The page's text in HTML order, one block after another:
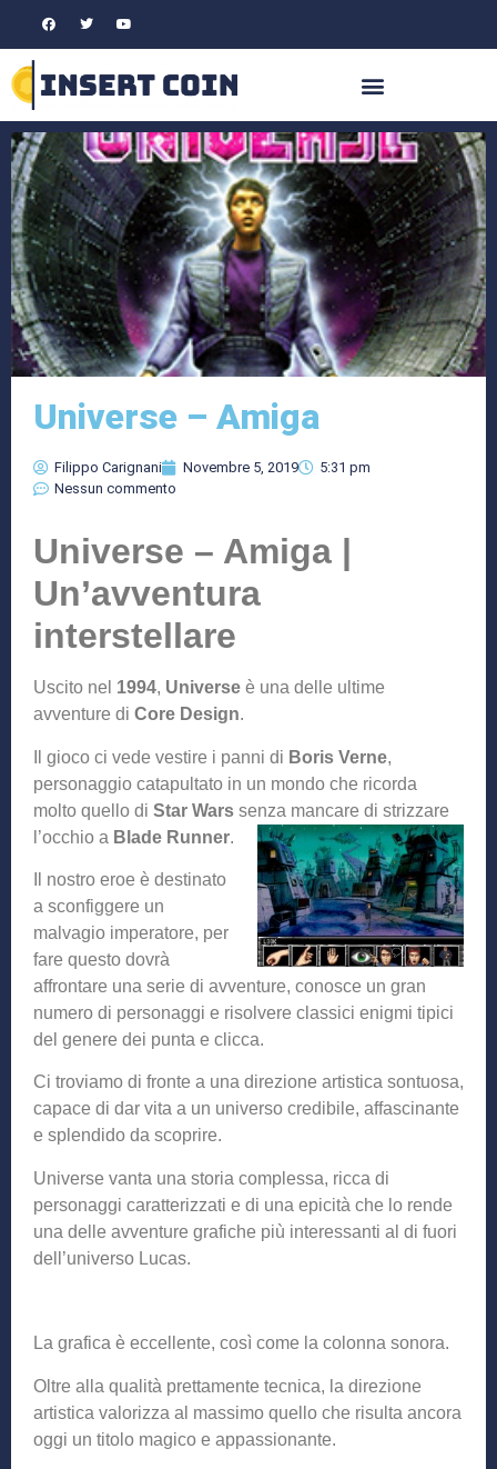
Universe – Amiga
Filippo Carignani Novembre 5, 2019
5:31 pm
Nessun commento
Universe – Amiga |
Un’avventura
interstellare
Uscito nel 1994, Universe è una delle ultime
avventure di Core Design.
Il gioco ci vede vestire i panni di Boris Verne,
personaggio catapultato in un mondo che ricorda
molto quello di Star Wars senza mancare di strizzare
l’occhio a Blade Runner.
Il nostro eroe è destinato
a sconfiggere un
malvagio imperatore, per
fare questo dovrà
affrontare una serie di avventure, conosce un gran
numero di personaggi e risolvere classici enigmi tipici
del genere dei punta e clicca.
Ci troviamo di fronte a una direzione artistica sontuosa,
capace di dar vita a un universo credibile, affascinante
e splendido da scoprire.
Universe vanta una storia complessa, ricca di
personaggi caratterizzati e di una epicità che lo rende
una delle avventure grafiche più interessanti al di fuori
dell’universo Lucas.
La grafica è eccellente, così come la colonna sonora.
Oltre alla qualità prettamente tecnica, la direzione
artistica valorizza al massimo quello che risulta ancora
oggi un titolo magico e appassionante.